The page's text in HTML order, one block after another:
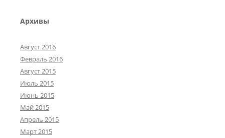
Архивы
Август 2016
Февраль 2016
Август 2015
Июль 2015
Июнь 2015
Май 2015
Апрель 2015
Март 2015